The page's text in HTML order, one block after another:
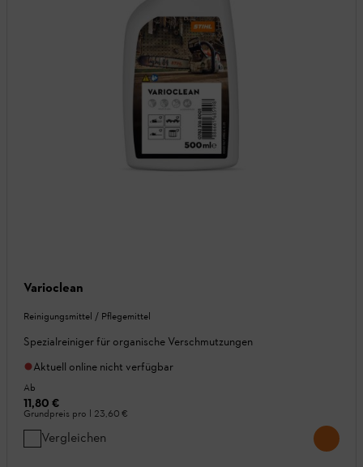
Varioclean
Reinigungsmittel / Pflegemittel
Spezialreiniger für organische Verschmutzungen
Aktuell online nicht verfügbar
Ab
11,80 €
Grundpreis pro l 23,60 €
Vergleichen